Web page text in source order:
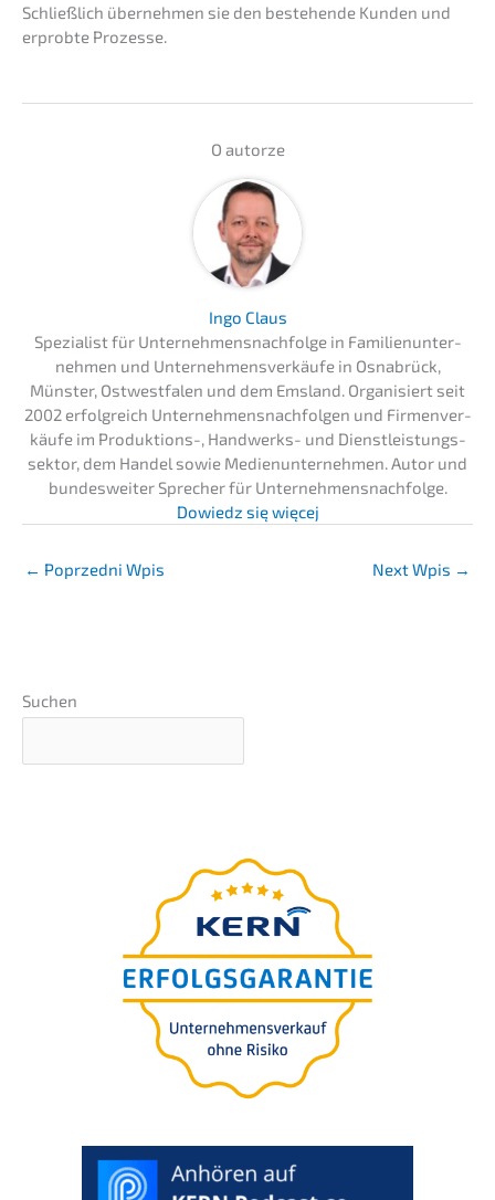
Schließ­lich überneh­men sie den bestehen­de Kunden und
erprob­te Prozesse.
O autor­ze
Ingo Claus
Spezia­list für Unternehmens­nachfolge in Famili­en­un­ter­
neh­men und Unter­neh­mens­ver­käu­fe in Osnabrück,
Münster, Ostwest­fa­len und dem Emsland. Organi­siert seit
2002 erfolg­reich Unter­neh­mens­nach­fol­gen und Firmen­ver­
käu­fe im Produk­ti­ons-, Handwerks- und Dienst­leis­tungs­
sek­tor, dem Handel sowie Medien­un­ter­neh­men. Autor und
bundes­wei­ter Sprecher für Unternehmens­nachfolge.
Dowiedz się więcej
← Poprzedni Wpis Next Wpis →
Suchen
webinar
von Ingo Claus
Die 7 teuers­ten Fehler bei
der Unter­neh­mens-bewer­
tung für Käufer oder
Verkäufer
WUNSCHTERMIN AUSWÄHLEN